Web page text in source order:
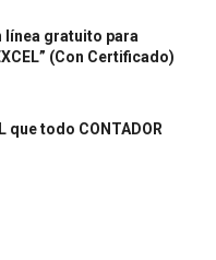
línea gratuito para
(Con Certificado)
que todo CONTADOR